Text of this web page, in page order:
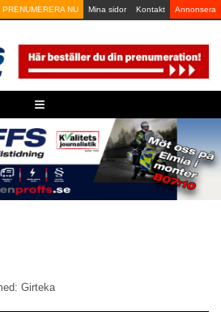
PRENUMERERA NU Mina sidor Kontakt Annonsera
≡
Girteka